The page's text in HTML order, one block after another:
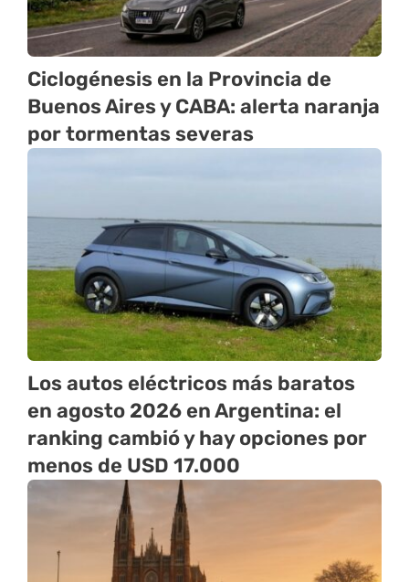
Ciclogénesis en la Provincia de
Buenos Aires y CABA: alerta naranja
por tormentas severas
Los autos eléctricos más baratos
en agosto 2026 en Argentina: el
ranking cambió y hay opciones por
menos de USD 17.000